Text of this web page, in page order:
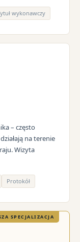
wykonawczy
– często
na terenie
Wizyta
Protokół
SPECJALIZACJA